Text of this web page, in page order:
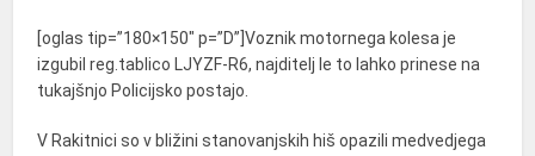
[oglas tip=”180×150″ p=”D”]Voznik motornega kolesa je
izgubil reg.tablico LJYZF-R6, najditelj le to lahko prinese na
tukajšnjo Policijsko postajo.
V Rakitnici so v bližini stanovanjskih hiš opazili medvedjega